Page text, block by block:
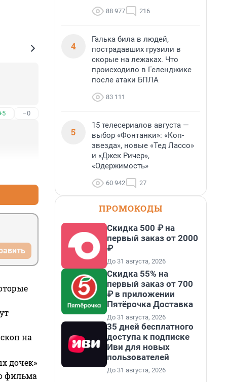
–0
на
дочек»
фильма
88 977 216
4
Галька била в людей,
пострадавших грузили в
скорые на лежаках. Что
происходило в Геленджике
после атаки БПЛА
83 111
5
15 телесериалов августа —
выбор «Фонтанки»: «Коп-
звезда», новые «Тед Лассо»
и «Джек Ричер»,
«Одержимость»
60 942 27
ПРОМОКОДЫ
Скидка 500 ₽ на
первый заказ от 2000
₽
До 31 августа, 2026
Скидка 55% на
первый заказ от 700
₽ в приложении
Пятёрочка Доставка
До 31 августа, 2026
35 дней бесплатного
доступа к подписке
Иви для новых
пользователей
До 31 августа, 2026